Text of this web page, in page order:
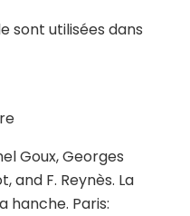
sont utilisées dans
Goux, Georges
and F. Reynès. La
hanche. Paris: